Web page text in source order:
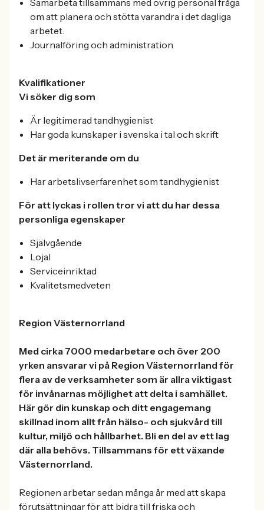
om att planera och stötta varandra i det dagliga
arbetet.
Journalföring och administration
Kvalifikationer
Vi söker dig som
Är legitimerad tandhygienist
Har goda kunskaper i svenska i tal och skrift
Det är meriterande om du
Har arbetslivserfarenhet som tandhygienist
För att lyckas i rollen tror vi att du har dessa
personliga egenskaper
Självgående
Lojal
Serviceinriktad
Kvalitetsmedveten
Region Västernorrland
Med cirka 7000 medarbetare och över 200
yrken ansvarar vi på Region Västernorrland för
flera av de verksamheter som är allra viktigast
för invånarnas möjlighet att delta i samhället.
Här gör din kunskap och ditt engagemang
skillnad inom allt från hälso- och sjukvård till
kultur, miljö och hållbarhet. Bli en del av ett lag
där alla behövs. Tillsammans för ett växande
Västernorrland.
Regionen arbetar sedan många år med att skapa
förutsättningar för att bidra till friska och